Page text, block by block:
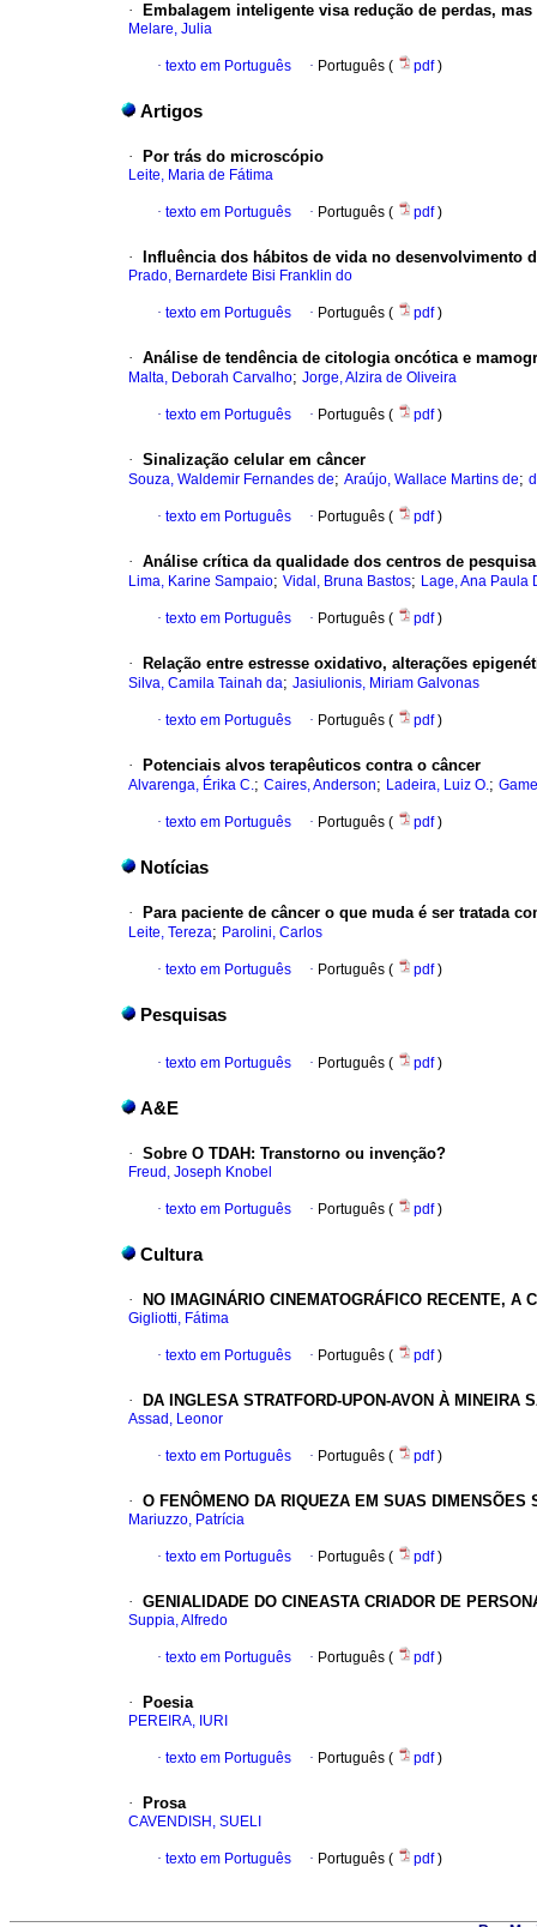
· Embalagem inteligente visa redução de perdas,
Melare, Julia
· texto em Português · Português ( pdf)
Artigos
· Por trás do microscópio
Leite, Maria de Fátima
· texto em Português · Português ( pdf)
· Influência dos hábitos de vida no desenvolvimento
Prado, Bernardete Bisi Franklin do
· texto em Português · Português ( pdf)
· Análise de tendência de citologia oncótica e
Malta, Deborah Carvalho; Jorge, Alzira de Oliveira
· texto em Português · Português ( pdf)
· Sinalização celular em câncer
Souza, Waldemir Fernandes de; Araújo, Wallace Martins de;
· texto em Português · Português ( pdf)
· Análise crítica da qualidade dos centros de
Lima, Karine Sampaio; Vidal, Bruna Bastos; Lage, Ana Paula
· texto em Português · Português ( pdf)
· Relação entre estresse oxidativo, alterações
Silva, Camila Tainah da; Jasiulionis, Miriam Galvonas
· texto em Português · Português ( pdf)
· Potenciais alvos terapêuticos contra o câncer
Alvarenga, Érika C.; Caires, Anderson; Ladeira, Luiz O.;
· texto em Português · Português ( pdf)
Notícias
· Para paciente de câncer o que muda é ser tratada
Leite, Tereza; Parolini, Carlos
· texto em Português · Português ( pdf)
Pesquisas
· texto em Português · Português ( pdf)
A&E
· Sobre O TDAH : Transtorno ou invenção?
Freud, Joseph Knobel
· texto em Português · Português ( pdf)
Cultura
· NO IMAGINÁRIO CINEMATOGRÁFICO RECENTE, A
Gigliotti, Fátima
· texto em Português · Português ( pdf)
· DA INGLESA STRATFORD-UPON-AVON À MINEIRA S
Assad, Leonor
· texto em Português · Português ( pdf)
· O FENÔMENO DA RIQUEZA EM SUAS DIMENSÕES
Mariuzzo, Patrícia
· texto em Português · Português ( pdf)
· GENIALIDADE DO CINEASTA CRIADOR DE
Suppia, Alfredo
· texto em Português · Português ( pdf)
· Poesia
PEREIRA, IURI
· texto em Português · Português ( pdf)
· Prosa
CAVENDISH, SUELI
· texto em Português · Português ( pdf)